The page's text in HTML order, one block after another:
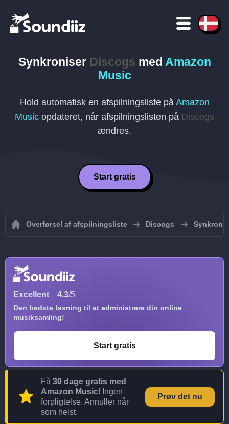
Synkroniser Discogs med Amazon
Music
Hold automatisk en afspilningsliste på Amazon
Music opdateret, når afspilningslisten på Discogs
ændres.
Start gratis
Overførsel af afspilningsliste Discogs
Excellent 4.3/5
Den bedste løsning til at administrere din online
musiksamling!
Start gratis
Få 30 dage gratis med
Amazon Music! Ingen
forpligtelse. Annuller når
som helst.
Prøv det nu